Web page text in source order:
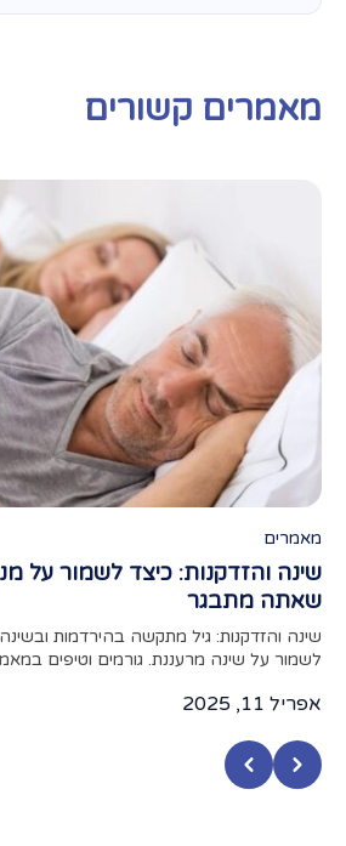
מאמרים קשורים
מאמרים
שינה והזדקנות: כיצד לשמור על
שאתה מתבגר
שינה והזדקנות: גיל מתקשה בהירדמות
לשמור על שינה מרעננת. גורמים וטיפים
אפריל 11, 2025